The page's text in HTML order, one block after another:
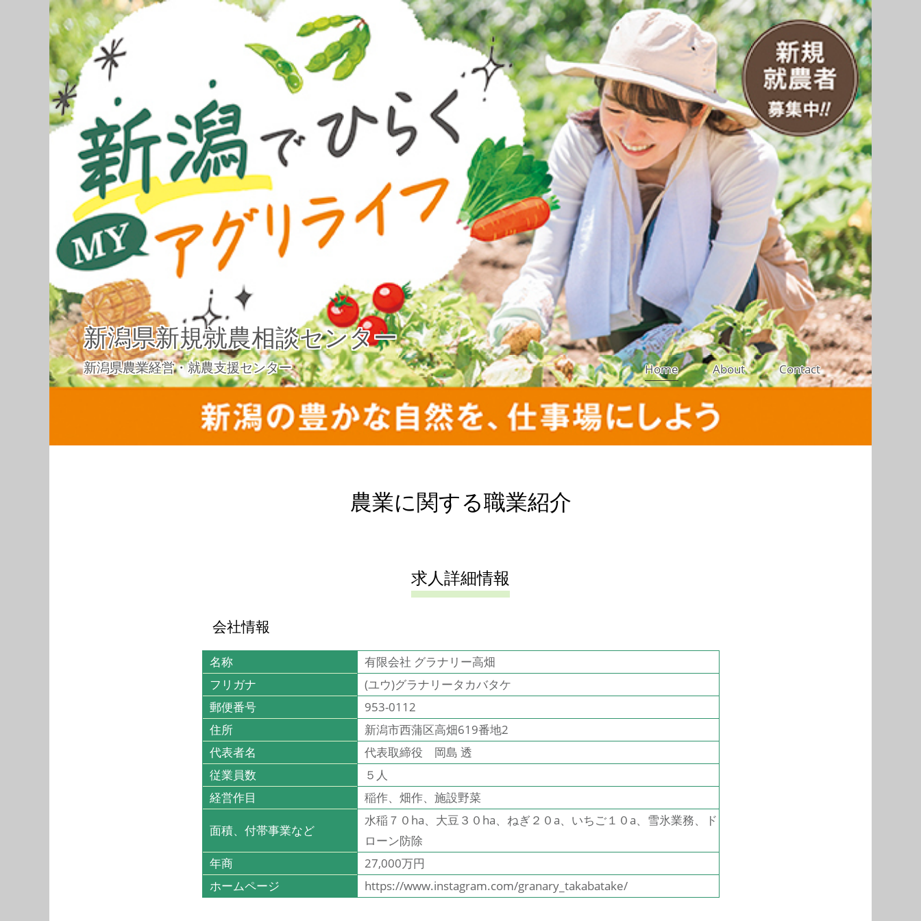
新潟県新規就農相談センター
新潟県農業経営・就農支援センター Home About Contact
農業に関する職業紹介
求人詳細情報
会社情報
名称
有限会社 グラナリー高畑
フリガナ
(ユウ)グラナリータカバタケ
郵便番号
953-0112
住所
新潟市西蒲区高畑619番地2
代表者名
代表取締役 岡島 透
従業員数
５人
経営作目
稲作、畑作、施設野菜
面積、付帯事業など
水稲７０ha、大豆３０ha、ねぎ２０a、いちご１０a、雪氷業務、ド
ローン防除
年商
27,000万円
ホームページ
https://www.instagram.com/granary_takabatake/